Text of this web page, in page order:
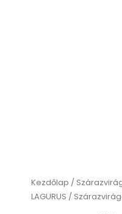
Kezdőlap /
LAGURUS /
Pampafű
mennyiség